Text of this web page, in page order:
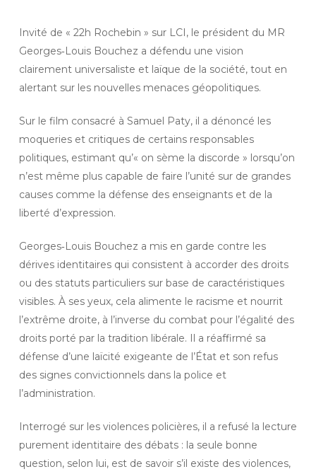
Invité de « 22h Rochebin » sur LCI, le président du MR
Georges‑Louis Bouchez a défendu une vision
clairement universaliste et laïque de la société, tout en
alertant sur les nouvelles menaces géopolitiques.
Sur le film consacré à Samuel Paty, il a dénoncé les
moqueries et critiques de certains responsables
politiques, estimant qu’« on sème la discorde » lorsqu’on
n’est même plus capable de faire l’unité sur de grandes
causes comme la défense des enseignants et de la
liberté d’expression.
Georges‑Louis Bouchez a mis en garde contre les
dérives identitaires qui consistent à accorder des droits
ou des statuts particuliers sur base de caractéristiques
visibles. À ses yeux, cela alimente le racisme et nourrit
l’extrême droite, à l’inverse du combat pour l’égalité des
droits porté par la tradition libérale. Il a réaffirmé sa
défense d’une laïcité exigeante de l’État et son refus
des signes convictionnels dans la police et
l’administration.
Interrogé sur les violences policières, il a refusé la lecture
purement identitaire des débats : la seule bonne
question, selon lui, est de savoir s’il existe des violences,